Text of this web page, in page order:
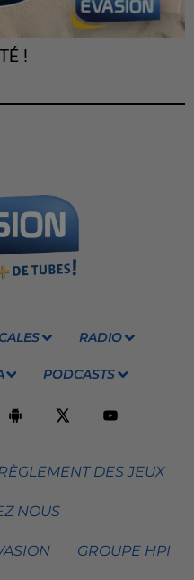
!
RADIO
PODCASTS
DES JEUX
NOUS
GROUPE HPI